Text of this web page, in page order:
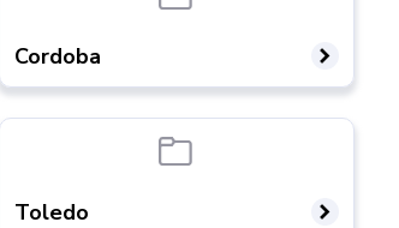
Cordoba
Toledo